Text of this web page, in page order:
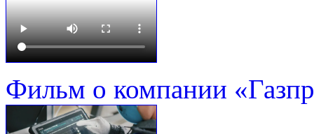
Фильм о компании